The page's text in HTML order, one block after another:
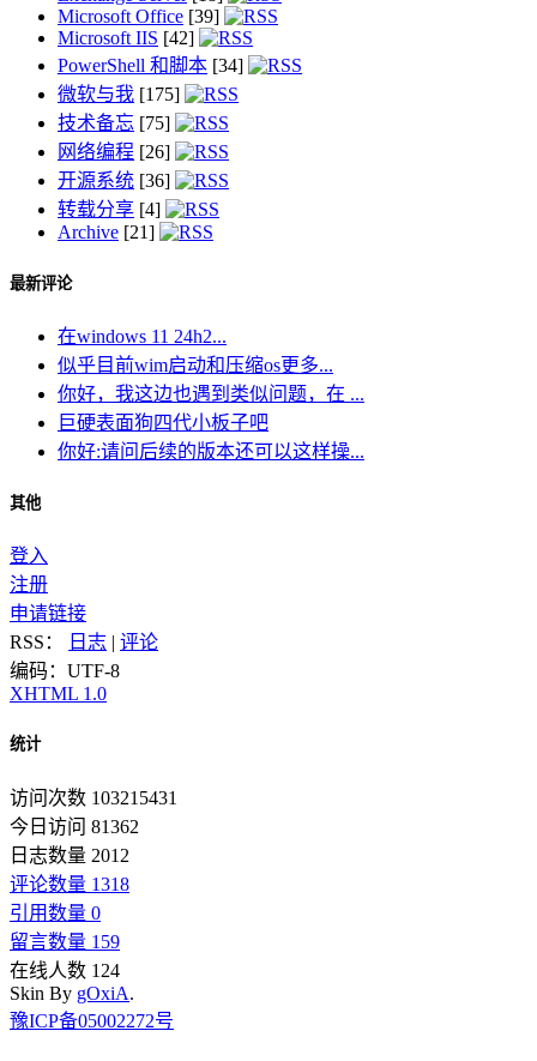
Microsoft Office [39]
Microsoft IIS [42]
PowerShell 和脚本 [34]
微软与我 [175]
技术备忘 [75]
网络编程 [26]
开源系统 [36]
转载分享 [4]
Archive [21]
最新评论
在windows 11 24h2...
似乎目前wim启动和压缩os更多...
你好，我这边也遇到类似问题，在 ...
巨硬表面狗四代小板子吧
你好:请问后续的版本还可以这样操...
其他
登入
注册
申请链接
RSS：
日志 | 评论
编码：UTF-8
XHTML 1.0
统计
访问次数 103215431
今日访问 81362
日志数量 2012
评论数量 1318
引用数量 0
留言数量 159
在线人数 124
Skin By gOxiA.
豫ICP备05002272号